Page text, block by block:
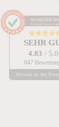
SEHR
4.83 /
647
Hinweis zu den